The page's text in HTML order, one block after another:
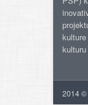
2014 ©